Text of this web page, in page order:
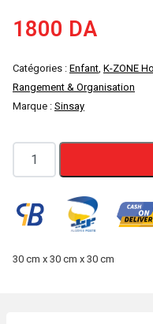
1800 DA
Catégories : Enfant, K-ZONE
Rangement & Organisation
Marque : Sinsay
quantité
de
de
Rangement
DINO
30 cm x 30 cm x 30 cm